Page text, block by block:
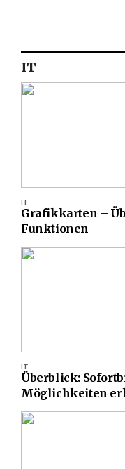
IT
Grafikkarten –
Funktionen
IT
Überblick:
Möglichkeiten
IT